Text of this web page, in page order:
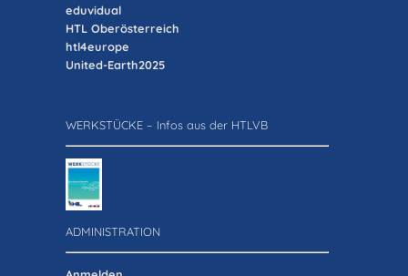
eduvidual
HTL Oberösterreich
htl4europe
United-Earth2025
WERKSTÜCKE – Infos aus der HTLVB
ADMINISTRATION